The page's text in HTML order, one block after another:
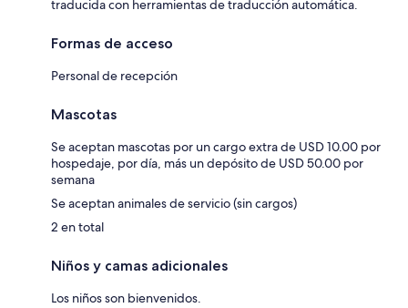
traducida con herramientas de traducción automática.
Formas de acceso
Personal de recepción
Mascotas
Se aceptan mascotas por un cargo extra de USD 10.00 por
hospedaje, por día, más un depósito de USD 50.00 por
semana
Se aceptan animales de servicio (sin cargos)
2 en total
Niños y camas adicionales
Los niños son bienvenidos.